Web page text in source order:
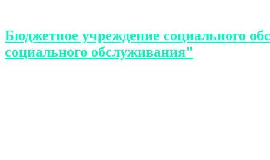
Бюджетное учреждение социального
социального обслуживания"